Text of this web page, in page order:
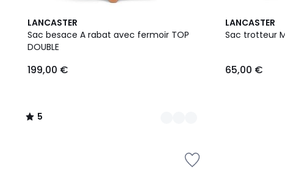
LANCASTER
Sac besace A rabat avec fermoir TOP
DOUBLE
199,00 €
5
/
5
3
Couleurs
5
/
LANCASTER
Sac trotteur
65,00 €
7
Couleurs